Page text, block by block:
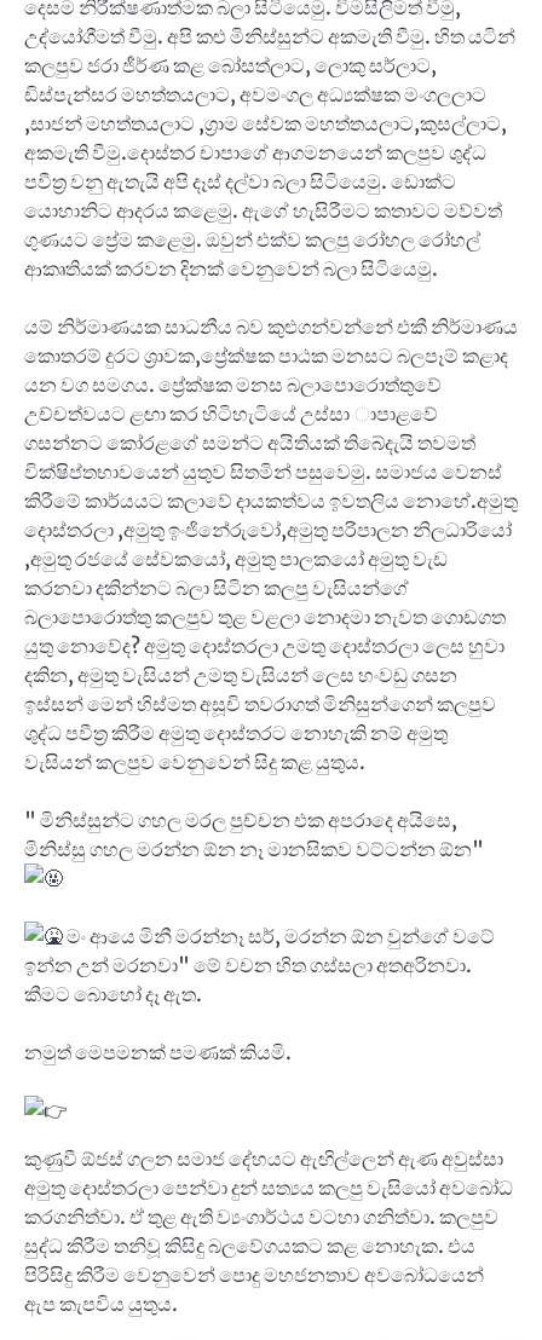
දෙසම නිරීක්ෂණාත්මක බලා සිටියෙමු. විමසිලිමත් වීමු,
උද්යෝගීමත් වීමු. අපි කළු මිනිස්සුන්ට අකමැති වීමු. හිත යටින්
කලපුව ජරා ජීර්ණ කළ බෝසත්ලාට, ලොකු සර්ලාට,
ඩිස්පැන්සර මහත්තයලාට, අවමංගල අධ්‍යක්ෂක මංගලලාට
,සාජන් මහත්තයලාට ,ග්‍රාම සේවක මහත්තයලාට,කුසල්ලාට,
අකමැති වීමු.දොස්තර චාපාගේ ආගමනයෙන් කලපුව ශුද්ධ
පවීත්‍ර වනු ඇතැයි අපි දෑස් දල්වා බලා සිටියෙමු. ඩොක්ට
යොහානිට ආදරය කළෙමු. ඇගේ හැසිරීමට කතාවට මව්වත්
ගුණයට ප්‍රේම කළෙමු. ඔවුන් එක්ව කලපු රෝහල රෝහල්
ආකෘතියක් කරවන දිනක් වෙනුවෙන් බලා සිටියෙමු.
යම් නිර්මාණයක සාධනීය බව කුළුගන්වන්නේ එකී නිර්මාණය
කොතරම් දුරට ශ්‍රාවක,ප්‍රේක්ෂක පාඨක මනසට බලපෑම් කළාද
යන වග සමගය. ප්‍රේක්ෂක මනස බලාපොරොත්තුවේ
උච්චත්වයට ළඟා කර හිටිහැටියේ උස්සා ාපාළවේ
ගසන්නට කෝරළගේ සමන්ට අයිතියක් තිබේදැයි තවමත්
වික්ෂිප්තභාවයෙන් යුතුව සිතමින් පසුවෙමු. සමාජය වෙනස්
කිරීමේ කාර්යය⁣ට කලාවේ දායකත්වය ඉවතලිය නොහේ.අමුතු
දොස්තරලා ,අමුතු ඉංජිනේරුවෝ,අමුතු පරිපාලන නිලධාරියෝ
,අමුතු රජයේ සේවකයෝ, අමුතු පාලකයෝ අමුතු වැඩ
කරනවා දකින්නට බලා සිටින කලපු වැසියන්ගේ
බලාපොරොත්තු කලපුව තුළ වළලා නොදමා නැවත ගොඩගත
යුතු නොවේද? අමුතු දොස්තරලා උමතු දොස්තරලා ලෙස හුවා
දකින, අමුතු වැසියන් උමතු වැසියන් ලෙස හංවඩු ගසන
ඉස්සන් මෙන් හිස්මත අසූචි තවරාගත් මිනිසුන්ගෙන් කලපුව
ශුද්ධ පවීත්‍ර කිරීම අමුතු දොස්තරට නොහැකි නම් අමුතු
වැසියන් කලපුව වෙනුවෙන් සිදු කළ යුතුය.
" මිනිස්සුන්ට ගහල මරල පුච්චන එක අපරාදෙ අයිසෙ,
මිනිස්සු ගහල මරන්න ඕන නෑ මානසිකව වට්ටන්න ඕන"
මං ආයෙ මිනී මරන්නෑ සර්, මරන්න ඕන වුන්ගේ වටේ
ඉන්න උන් මරනවා" මේ වචන හිත ගස්සලා අතඅරිනවා.
කීමට බොහෝ ⁣දෑ ඇත.
නමුත් මෙපමනක් පමණක් කියමි.
කුණුවී ඕජස් ගලන සමාජ දේහයට ඇඟිල්ලෙන් ඇණ අවුස්සා
අමුතු දොස්තරලා පෙන්වා දුන් සත්‍යය කලපු වැසියෝ අවබෝධ
කරගනිත්වා. ඒ තුළ ඇති ව්‍යංගාර්ථය වටහා ගනිත්වා. කලපුව
සුද්ධ කිරීම තනිවූ කිසිදු බලවේගයකට කළ නොහැක. එය
පිරිසිදු කිරීම වෙනුවෙන් පොදු මහජනතාව අවබෝධයෙන්
ඇප කැපවිය යුතුය.